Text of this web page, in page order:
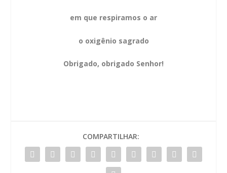
em que respiramos o ar
o oxigênio sagrado
Obrigado, obrigado Senhor!
COMPARTILHAR: